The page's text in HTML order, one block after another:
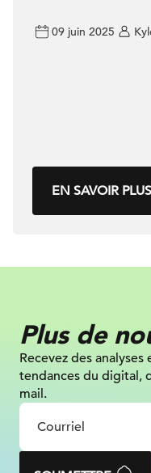
09 juin 2025
EN SAVOIR PLUS
Plus de
Recevez des analyses
tendances du digital,
mail.